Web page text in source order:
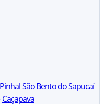
São Bento do Sapucaí
Caçapava